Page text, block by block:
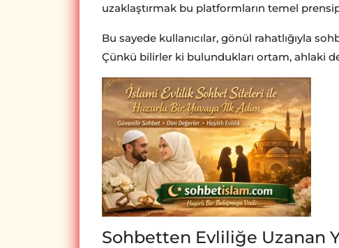
uzaklaştırmak bu platformların temel
Bu sayede kullanıcılar, gönül rahatlığıyla
Çünkü bilirler ki bulundukları ortam, ahlaki
Sohbetten Evliliğe Uzanan